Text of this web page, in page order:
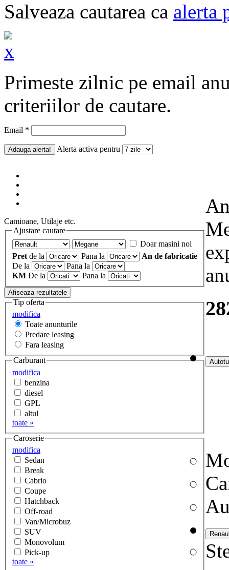
Salveaza cautarea ca alerta
Primeste zilnic pe email
criteriilor de cautare.
Email *
Alerta activa pentru
Camioane, Utilaje etc.
Ajustare cautare
Doar masini noi
Pret de la Pana la
An de fabricatie
De la
Pana la
KM De la Pana la
modifica
Tip oferta
Toate anunturile
Predare leasing
Fara leasing
modifica
Carburant
benzina
diesel
GPL
altul
toate »
modifica
Caroserie
Sedan
Break
Cabrio
Coupe
Hatchback
Off-road
Van/Microbuz
SUV
Monovolum
Pick-up
toate »